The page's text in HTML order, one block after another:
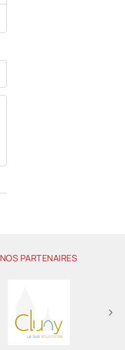
NOS PARTENAIRES